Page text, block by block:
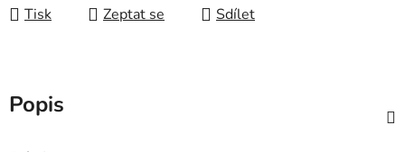
Tisk Zeptat se Sdílet
Popis